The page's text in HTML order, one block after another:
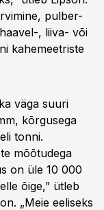
pulber-
, liiva- või
kahemeetriste
väga suuri
kõrgusega
tonni.
mõõtudega
on üle 10 000
õige,” ütleb
„Meie eeliseks